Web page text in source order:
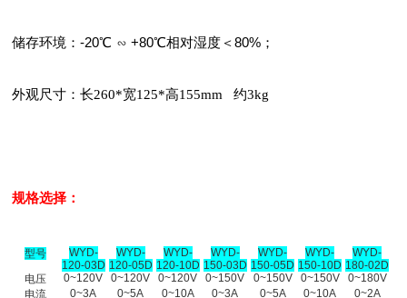
储存环境：-20℃ ∽ +80℃相对湿度＜80%；
外观尺寸：长260*宽125*高155mm 约3kg
规格选择：
型号
WYD-
120-03D
WYD-
120-05D
WYD-
120-10D
WYD-
150-03D
WYD-
150-05D
WYD-
150-10D
WYD-
180-02D
电压
0~120V 0~120V 0~120V 0~150V 0~150V 0~150V
0~180V
电流
0~3A 0~5A 0~10A 0~3A 0~5A 0~10A
0~2A